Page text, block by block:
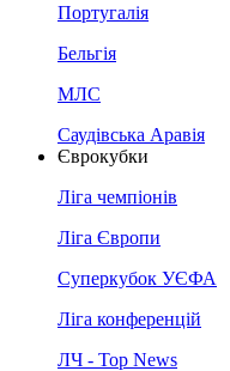
Португалія
Бельгія
МЛС
Саудівська Аравія
Єврокубки
Ліга чемпіонів
Ліга Європи
Суперкубок УЄФА
Ліга конференцій
ЛЧ - Top News